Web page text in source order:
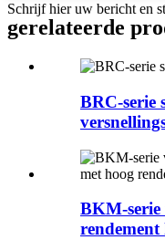
Schrijf hier uw bericht en
gerelateerde
BRC-serie
BKM-serie
rendement